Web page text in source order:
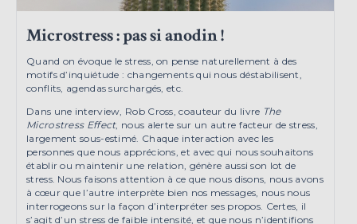
Microstress : pas si anodin !
Quand on évoque le stress, on pense naturellement à des
motifs d’inquiétude : changements qui nous déstabilisent,
conflits, agendas surchargés, etc.
Dans une interview, Rob Cross, coauteur du livre The
Microstress Effect, nous alerte sur un autre facteur de stress,
largement sous-estimé. Chaque interaction avec les
personnes que nous apprécions, et avec qui nous souhaitons
établir ou maintenir une relation, génère aussi son lot de
stress. Nous faisons attention à ce que nous disons, nous avons
à cœur que l’autre interprète bien nos messages, nous nous
interrogeons sur la façon d’interpréter ses propos. Certes, il
s’agit d’un stress de faible intensité, et que nous n’identifions